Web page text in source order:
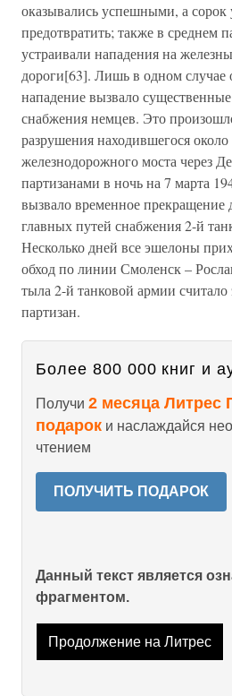
оказывались успешными, а сорок
предотвратить; также в среднем
устраивали нападения на
дороги[63]. Лишь в одном случае
нападение вызвало
снабжения немцев. Это
разрушения находившегося
железнодорожного моста через
партизанами в ночь на 7 марта
вызвало временное
главных путей снабжения 2-й
Несколько дней все эшелоны
обход по линии Смоленск –
тыла 2-й танковой армии
партизан.
Более 800 000 книг и
Получи 2 месяца Литрес
подарок и наслаждайся
чтением
ПОЛУЧИТЬ ПОДАРОК
Данный текст является
фрагментом.
Продолжение на Литрес